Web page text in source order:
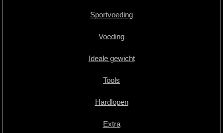
Sportvoeding
Voeding
Ideale gewicht
Tools
Hardlopen
Extra